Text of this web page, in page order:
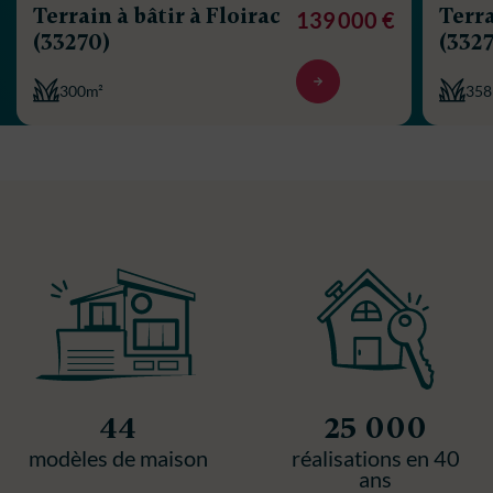
Terrain à bâtir à Floirac
(33270)
300m²
139 000 €
44
modèles de maison
25 000
réalisations en 40
ans